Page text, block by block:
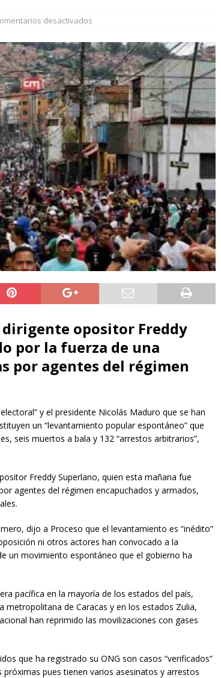
desactivados
opositor Freddy
por la fuerza de una
por agentes del régimen
y el presidente Nicolás Maduro que se han
un “levantamiento popular espontáneo” que
seis muertos a bala y 132 “arrestos arbitrarios”,
Freddy Superlano, quien esta mañana fue
agentes del régimen encapuchados y armados,
dijo a Proceso que el levantamiento es “inédito”
ni otros actores han convocado a la
un movimiento espontáneo que el gobierno ha
pacífica en la mayoría de los estados del país,
metropolitana de Caracas y en los estados Zulia,
han reprimido las movilizaciones con gases
que ha registrado su ONG son casos “verificados”
pues tienen varios asesinatos y arrestos